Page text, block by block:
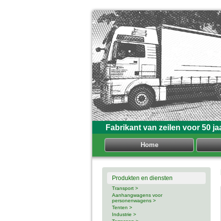
Fabrikant van zeilen voor 50
Home
Produkten en diensten
Transport >
Aanhangwagens voor
personenwagens >
Tenten >
Industrie >